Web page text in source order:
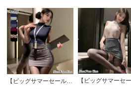
【ビッグサマーセール対象品】セクシーコスプレ(SEXYCOSPLAY) 4421